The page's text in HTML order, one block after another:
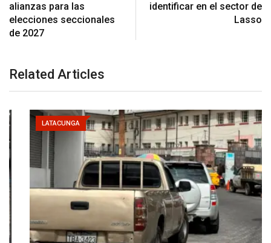
alianzas para las
elecciones seccionales
de 2027
identificar en el sector de
Lasso
Related Articles
LATACUNGA